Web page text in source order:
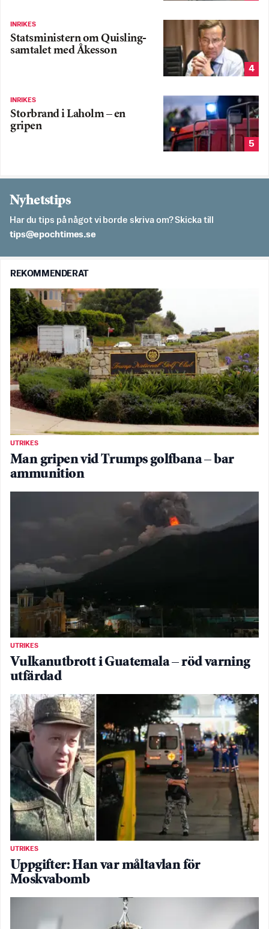
INRIKES
Statsministern om Quisling-
samtalet med Åkesson
4
INRIKES
Storbrand i Laholm – en
gripen
5
Nyhetstips
Har du tips på något vi borde skriva om? Skicka till
es.semithcope@spit
REKOMMENDERAT
UTRIKES
Man gripen vid Trumps golfbana – bar
ammunition
UTRIKES
Vulkanutbrott i Guatemala – röd varning
utfärdad
UTRIKES
Uppgifter: Han var måltavlan för
Moskvabomb